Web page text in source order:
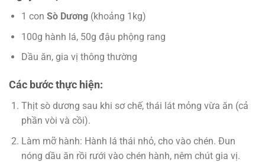
1 con Sò Dương(khoảng 1kg)
100g hành lá, 50g đậu phộng rang
Dầu ăn, gia vị thông thường
Các bước thực hiện:
Thịt sò dương sau khi sơ chế, thái lát mỏng vừa ăn (cả
phần vòi và cồi).
Làm mỡ hành: Hành lá thái nhỏ, cho vào chén. Đun
nóng dầu ăn rồi rưới vào chén hành, nêm chút gia vị.